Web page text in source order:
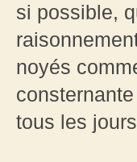
si possible,
noyés
tous les